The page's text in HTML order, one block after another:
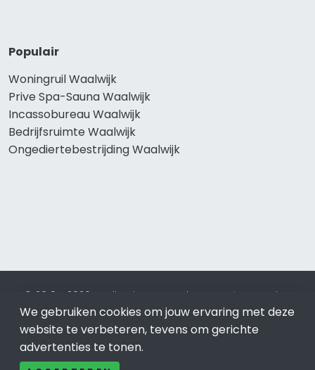
Populair
Woningruil Waalwijk
Prive Spa-Sauna Waalwijk
Incassobureau Waalwijk
Bedrijfsruimte Waalwijk
Ongediertebestrijding Waalwijk
© 2019 - 2026 Realisatie en SEO door SEO-bureau
Lion
Internet. Betaal alleen voor bewezen resultaten?SEO
optimalisatie No Cure No Pay .Waalwijkis onderdeel van Lion
Internet.
We gebruiken cookies om jouw ervaring met deze
website te verbeteren, tevens om gerichte
advertenties te tonen.